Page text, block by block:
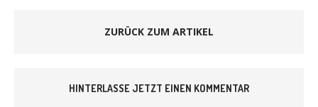
ZURÜCK ZUM ARTIKEL
HINTERLASSE JETZT EINEN KOMMENTAR